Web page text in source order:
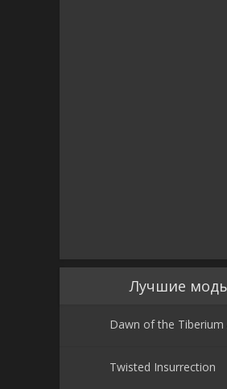
Лучшие
Dawn of the Tiberium
Twisted Insurrection